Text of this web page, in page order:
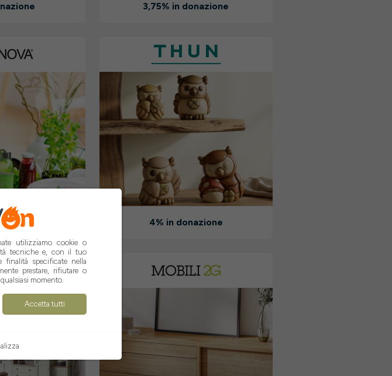
3,75% in donazione
4% in donazione
utilizziamo cookie o
tecniche e, con il tuo
finalità specificate nella
prestare, rifiutare o
momento.
Accetta tutti